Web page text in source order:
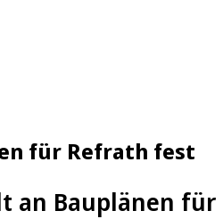
für Refrath fest
an Bauplänen